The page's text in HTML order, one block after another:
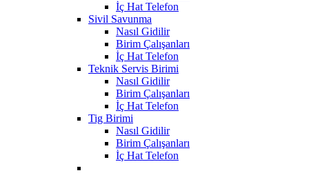
İç Hat Telefon
Sivil Savunma
Nasıl Gidilir
Birim Çalışanları
İç Hat Telefon
Teknik Servis Birimi
Nasıl Gidilir
Birim Çalışanları
İç Hat Telefon
Tig Birimi
Nasıl Gidilir
Birim Çalışanları
İç Hat Telefon